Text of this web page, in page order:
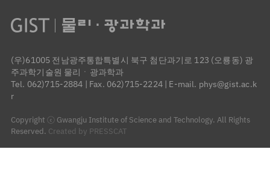
(우)61005 전남광주통합특별시 북구 첨단과기로 123 (오룡동) 광
주과학기술원 물리ㆍ광과학과
Tel. 062)715-2884 | Fax. 062)715-2224| E-mail. phys@gist.ac.k
r
Copyright ⓒ Gwangju Institute of Science and Technology. All Rights
Reserved. Created by PRESSCAT